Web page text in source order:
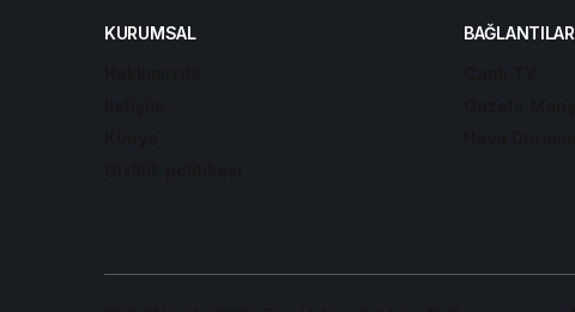
KURUMSAL
BAĞLANTILAR